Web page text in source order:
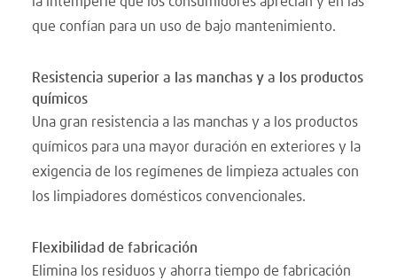
que confían para un uso de bajo mantenimiento.
Resistencia superior a las manchas y a los productos
químicos
Una gran resistencia a las manchas y a los productos
químicos para una mayor duración en exteriores y la
exigencia de los regímenes de limpieza actuales con
los limpiadores domésticos convencionales.
Flexibilidad de fabricación
Elimina los residuos y ahorra tiempo de fabricación